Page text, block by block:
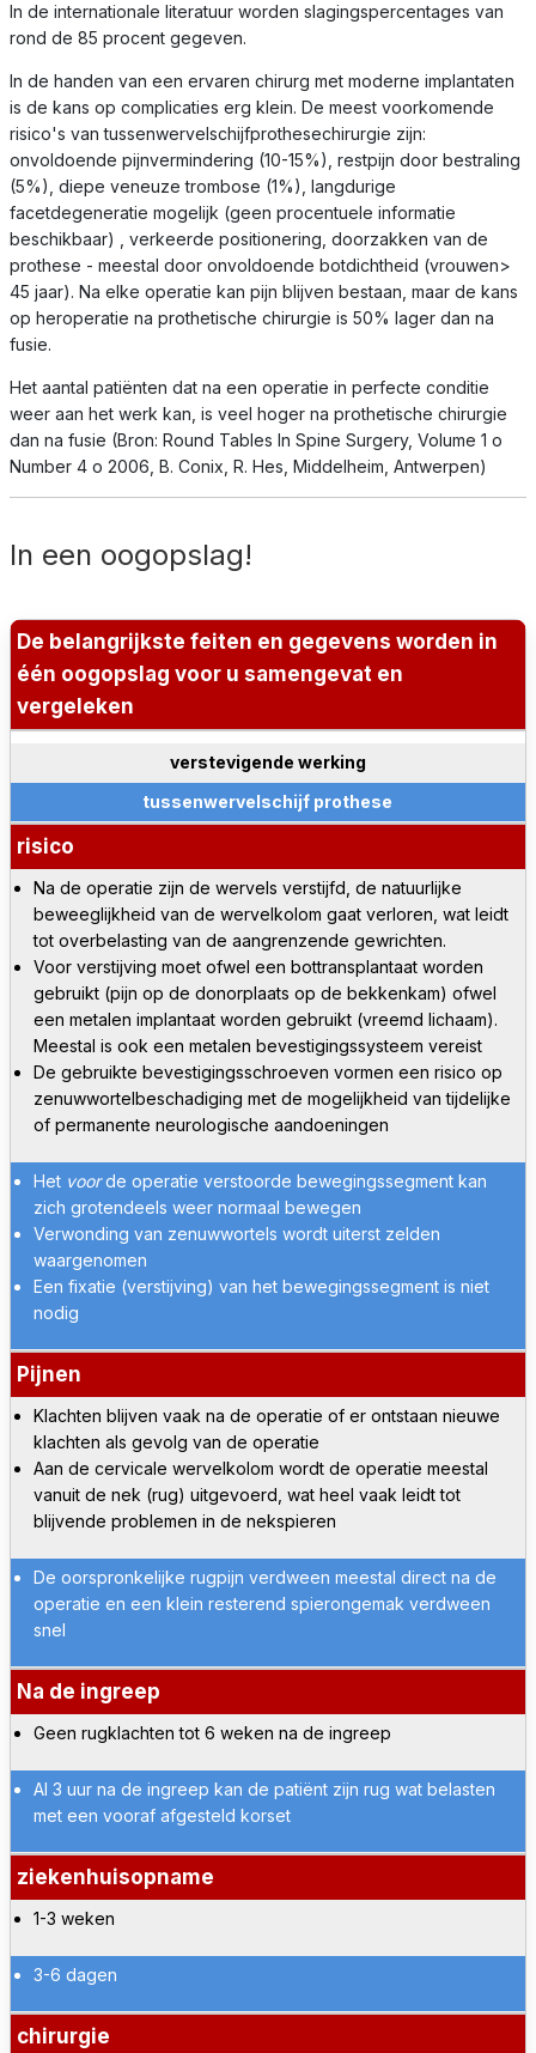
In de internationale literatuur worden slagingspercentages van
rond de 85 procent gegeven.
In de handen van een ervaren chirurg met moderne implantaten
is de kans op complicaties erg klein. De meest voorkomende
risico's van tussenwervelschijfprothesechirurgie zijn:
onvoldoende pijnvermindering (10-15%), restpijn door bestraling
(5%), diepe veneuze trombose (1%), langdurige
facetdegeneratie mogelijk (geen procentuele informatie
beschikbaar) , verkeerde positionering, doorzakken van de
prothese - meestal door onvoldoende botdichtheid (vrouwen>
45 jaar). Na elke operatie kan pijn blijven bestaan, maar de kans
op heroperatie na prothetische chirurgie is 50% lager dan na
fusie.
Het aantal patiënten dat na een operatie in perfecte conditie
weer aan het werk kan, is veel hoger na prothetische chirurgie
dan na fusie (Bron: Round Tables In Spine Surgery, Volume 1 o
Number 4 o 2006, B. Conix, R. Hes, Middelheim, Antwerpen)
In een oogopslag!
De belangrijkste feiten en gegevens worden in
één oogopslag voor u samengevat en
vergeleken
verstevigende werking
tussenwervelschijf prothese
risico
Na de operatie zijn de wervels verstijfd, de natuurlijke
beweeglijkheid van de wervelkolom gaat verloren, wat leidt
tot overbelasting van de aangrenzende gewrichten.
Voor verstijving moet ofwel een bottransplantaat worden
gebruikt (pijn op de donorplaats op de bekkenkam) ofwel
een metalen implantaat worden gebruikt (vreemd lichaam).
Meestal is ook een metalen bevestigingssysteem vereist
De gebruikte bevestigingsschroeven vormen een risico op
zenuwwortelbeschadiging met de mogelijkheid van tijdelijke
of permanente neurologische aandoeningen
Het voorde operatie verstoorde bewegingssegment kan
zich grotendeels weer normaal bewegen
Verwonding van zenuwwortels wordt uiterst zelden
waargenomen
Een fixatie (verstijving) van het bewegingssegment is niet
nodig
Pijnen
Klachten blijven vaak na de operatie of er ontstaan nieuwe
klachten als gevolg van de operatie
Aan de cervicale wervelkolom wordt de operatie meestal
vanuit de nek (rug) uitgevoerd, wat heel vaak leidt tot
blijvende problemen in de nekspieren
De oorspronkelijke rugpijn verdween meestal direct na de
operatie en een klein resterend spierongemak verdween
snel
Na de ingreep
Geen rugklachten tot 6 weken na de ingreep
Al 3 uur na de ingreep kan de patiënt zijn rug wat belasten
met een vooraf afgesteld korset
ziekenhuisopname
1-3 weken
3-6 dagen
chirurgie